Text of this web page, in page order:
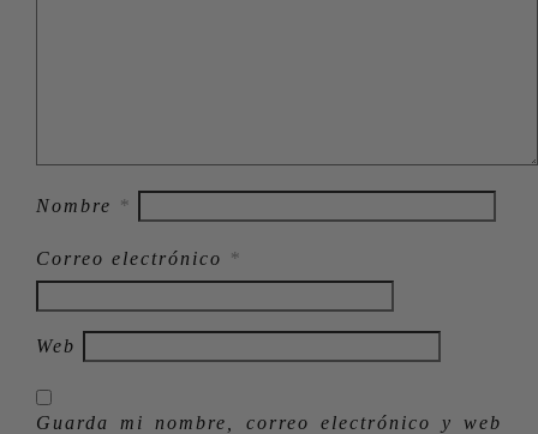
Nombre *
Correo electrónico *
Web
Guarda mi nombre, correo electrónico y web